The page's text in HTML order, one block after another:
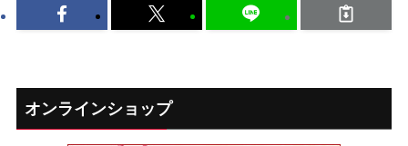
オンラインショップ